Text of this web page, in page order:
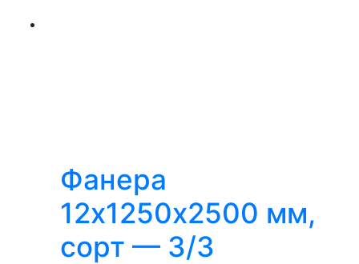
Фанера
12х1250х2500 мм,
сорт — 3/3